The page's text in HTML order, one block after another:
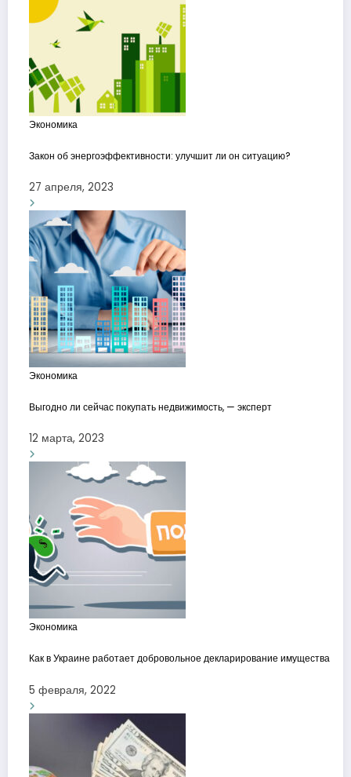
Экономика
Закон об энергоэффективности: улучшит ли он ситуацию?
27 апреля, 2023
Экономика
Выгодно ли сейчас покупать недвижимость, — эксперт
12 марта, 2023
Экономика
Как в Украине работает добровольное декларирование имущества
5 февраля, 2022